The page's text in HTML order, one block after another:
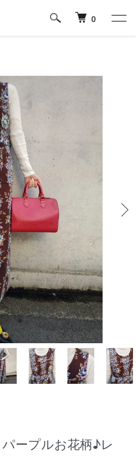
0
ープルお花柄♪レ